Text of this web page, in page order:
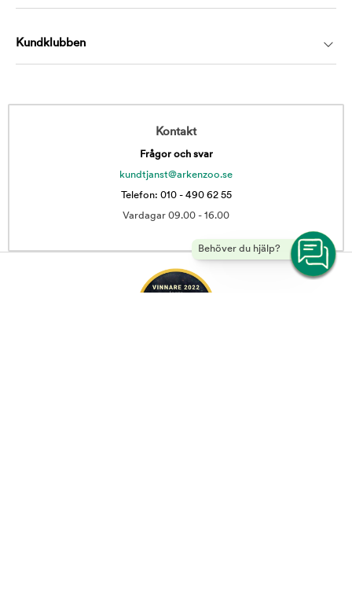
Behöver du hjälp?
Kundklubben
Kontakt
Frågor och svar
kundtjanst@arkenzoo.se
Telefon: 010 - 490 62 55
Vardagar 09.00 - 16.00